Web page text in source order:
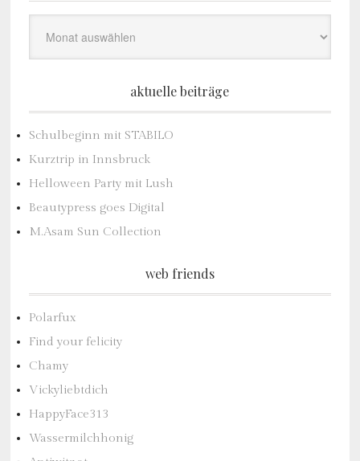
aktuelle beiträge
Schulbeginn mit STABILO
Kurztrip in Innsbruck
Helloween Party mit Lush
Beautypress goes Digital
M.Asam Sun Collection
web friends
Polarfux
Find your felicity
Chamy
Vickyliebtdich
HappyFace313
Wassermilchhonig